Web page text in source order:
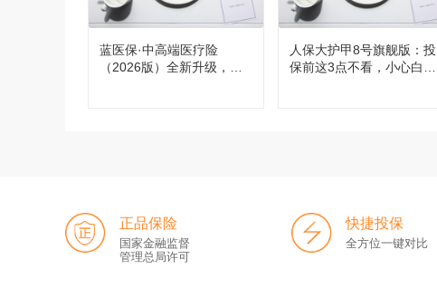
蓝医保·中高端医疗险
（2026版）全新升级，都
人保大护甲8号旗舰版：投
保前这3点不看，小心白
正品保险
国家金融监督
管理总局许可
快捷投保
全方位一键对比